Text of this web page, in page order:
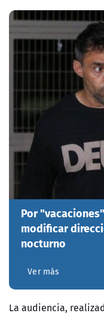
Por
modificar
nocturno
Ver más
La audiencia,